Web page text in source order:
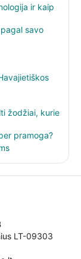
ir kaip
savo
žodžiai, kurie
pramoga?
LT-09303